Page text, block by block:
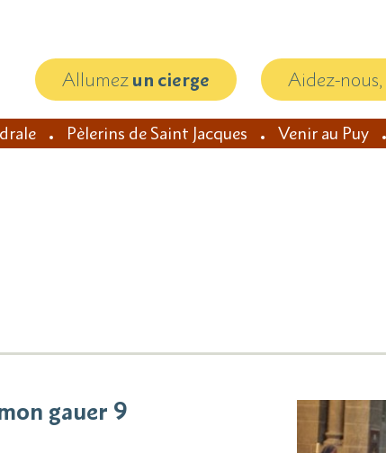
Allumezun cierge Aidez-nous,
Pèlerins de Saint Jacques Venir au Puy
gauer 9